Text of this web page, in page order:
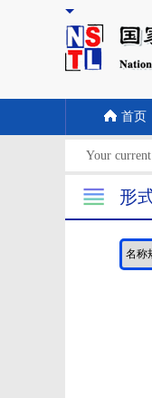
首页
Your current
形